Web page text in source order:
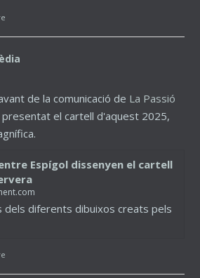
de la comunicació de La Passió
presentat el cartell d'aquest 2025,
Espígol dissenyen el cartell
dels diferents dibuixos creats pels